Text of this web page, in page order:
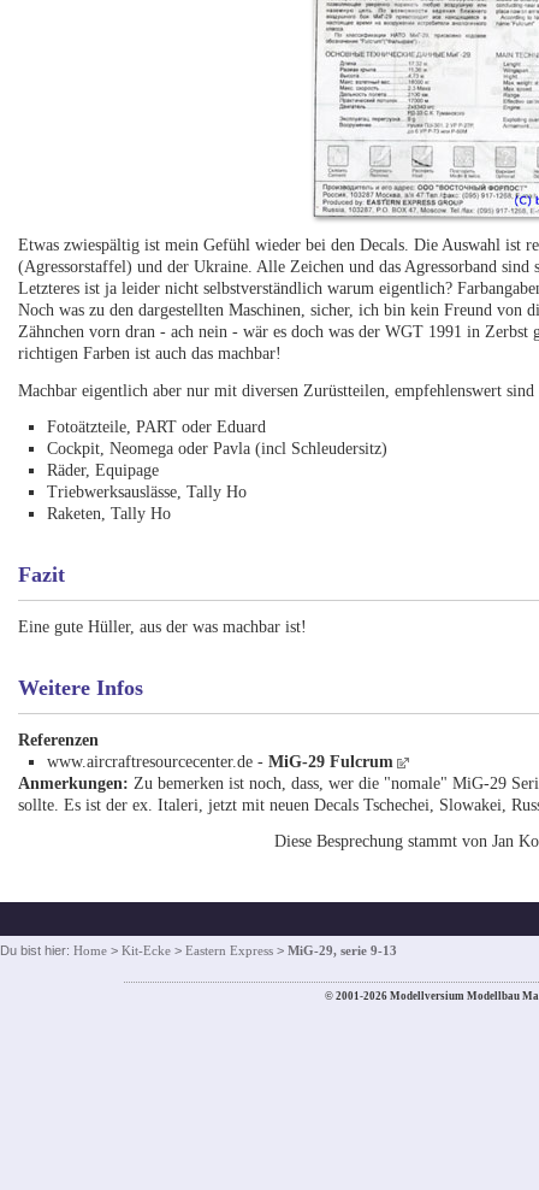
Etwas zwiespältig ist mein Gefühl wieder bei den Decals. Die Auswahl ist
(Agressorstaffel) und der Ukraine. Alle Zeichen und das Agressorband
Letzteres ist ja leider nicht selbstverständlich warum eigentlich?
Noch was zu den dargestellten Maschinen, sicher, ich bin kein Freund von
Zähnchen vorn dran - ach nein - wär es doch was der WGT 1991 in
richtigen Farben ist auch das machbar!
Machbar eigentlich aber nur mit diversen Zurüstteilen, empfehlenswert
Fotoätzteile, PART oder Eduard
Cockpit, Neomega oder Pavla (incl Schleudersitz)
Räder, Equipage
Triebwerksauslässe, Tally Ho
Raketen, Tally Ho
Fazit
Eine gute Hüller, aus der was machbar ist!
Weitere Infos
Referenzen
www.aircraftresourcecenter.de -MiG-29 Fulcrum
Anmerkungen: Zu bemerken ist noch, dass, wer die "nomale" MiG-29
sollte. Es ist der ex. Italeri, jetzt mit neuen Decals Tschechei, Slowakei,
Diese Besprechung stammt von Jan
Du bist hier: Home > Kit-Ecke > Eastern Express > MiG-29, serie 9-13
© 2001-2026 Modellversium Modellbau